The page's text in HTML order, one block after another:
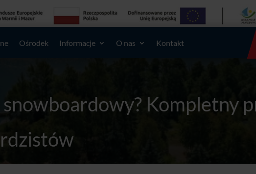
Ośrodek Informacje O nas Kontakt
snowboardowy? Kompletny